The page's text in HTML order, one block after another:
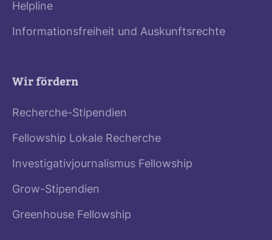
Helpline
Informationsfreiheit und Auskunftsrechte
Wir fördern
Recherche-Stipendien
Fellowship Lokale Recherche
Investigativjournalismus Fellowship
Grow-Stipendien
Greenhouse Fellowship